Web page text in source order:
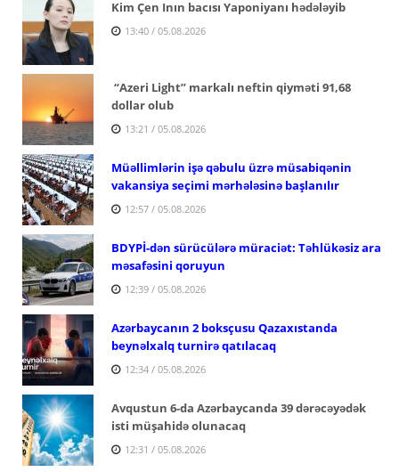
Kim Çen Inın bacısı Yaponiyanı hədələyib
13:40 / 05.08.2026
“Azeri Light” markalı neftin qiyməti 91,68
dollar olub
13:21 / 05.08.2026
Müəllimlərin işə qəbulu üzrə müsabiqənin
vakansiya seçimi mərhələsinə başlanılır
12:57 / 05.08.2026
BDYPİ-dən sürücülərə müraciət: Təhlükəsiz ara
məsafəsini qoruyun
12:39 / 05.08.2026
Azərbaycanın 2 boksçusu Qazaxıstanda
beynəlxalq turnirə qatılacaq
12:34 / 05.08.2026
Avqustun 6-da Azərbaycanda 39 dərəcəyədək
isti müşahidə olunacaq
12:31 / 05.08.2026